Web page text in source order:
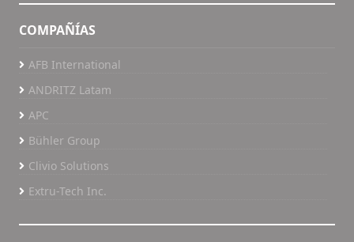
COMPAÑÍAS
AFB International
ANDRITZ Latam
APC
Bühler Group
Clivio Solutions
Extru-Tech Inc.